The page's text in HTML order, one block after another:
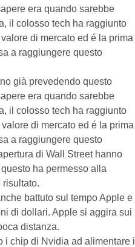
era quando sarebbe
il colosso tech ha raggiunto
di mercato ed é la prima
a raggiungere questo
già prevedendo questo
era quando sarebbe
il colosso tech ha raggiunto
di mercato ed é la prima
a raggiungere questo
di Wall Street hanno
ha permesso alla
risultato.
battuto sul tempo Apple e
di dollari. Apple si aggira sui
distanza.
i chip di Nvidia ad alimentare i